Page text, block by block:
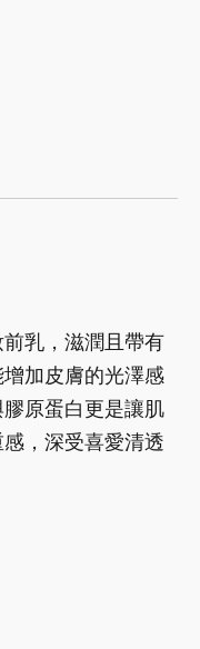
乳，滋潤且帶有
加皮膚的光澤感
原蛋白更是讓肌
，深受喜愛清透